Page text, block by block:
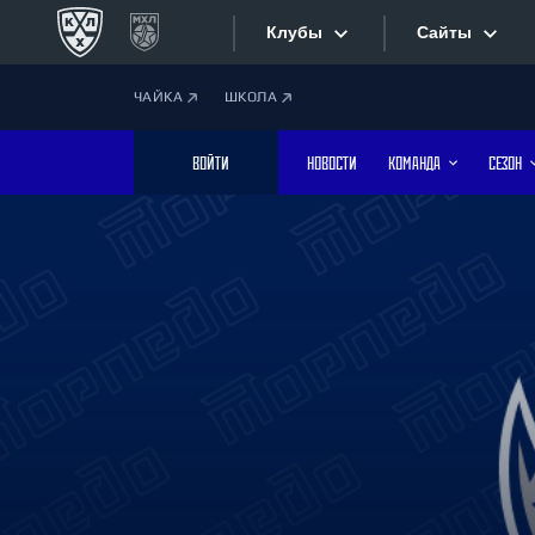
Клубы
Дивизион Боброва
Лада
Сайты
Фотобанк
ЧАЙКА ШКОЛА
ВОЙТИ НОВОСТИ КОМАНДА СЕЗОН